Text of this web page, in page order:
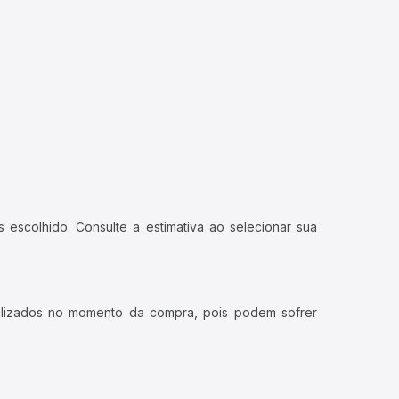
Consulte a estimativa ao selecionar sua
no momento da compra, pois podem sofrer